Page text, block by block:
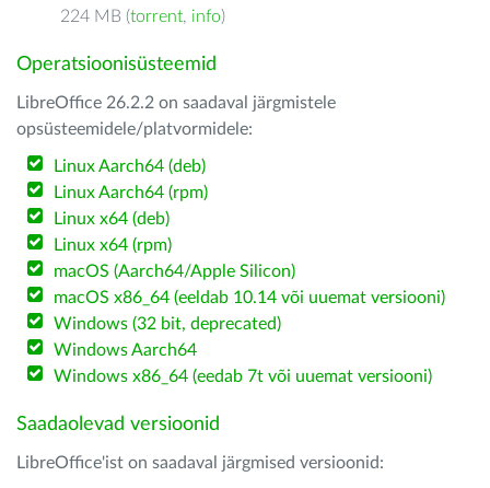
224 MB (torrent, info)
Operatsioonisüsteemid
LibreOffice 26.2.2 on saadaval järgmistele
opsüsteemidele/platvormidele:
Linux Aarch64 (deb)
Linux Aarch64 (rpm)
Linux x64 (deb)
Linux x64 (rpm)
macOS (Aarch64/Apple Silicon)
macOS x86_64 (eeldab 10.14 või uuemat versiooni)
Windows (32 bit, deprecated)
Windows Aarch64
Windows x86_64 (eedab 7t või uuemat versiooni)
Saadaolevad versioonid
LibreOffice'ist on saadaval järgmised versioonid: